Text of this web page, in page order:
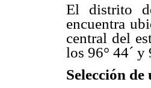
El distrito
encuentra
central del
los 96° 44´ y
Selección